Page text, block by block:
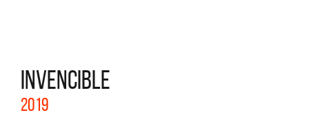
INVENCIBLE
2019